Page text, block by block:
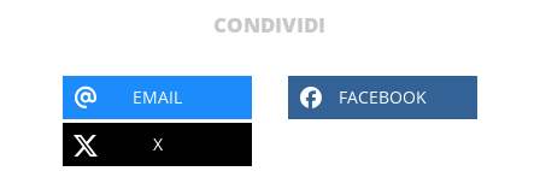
CONDIVIDI
EMAIL FACEBOOK
X